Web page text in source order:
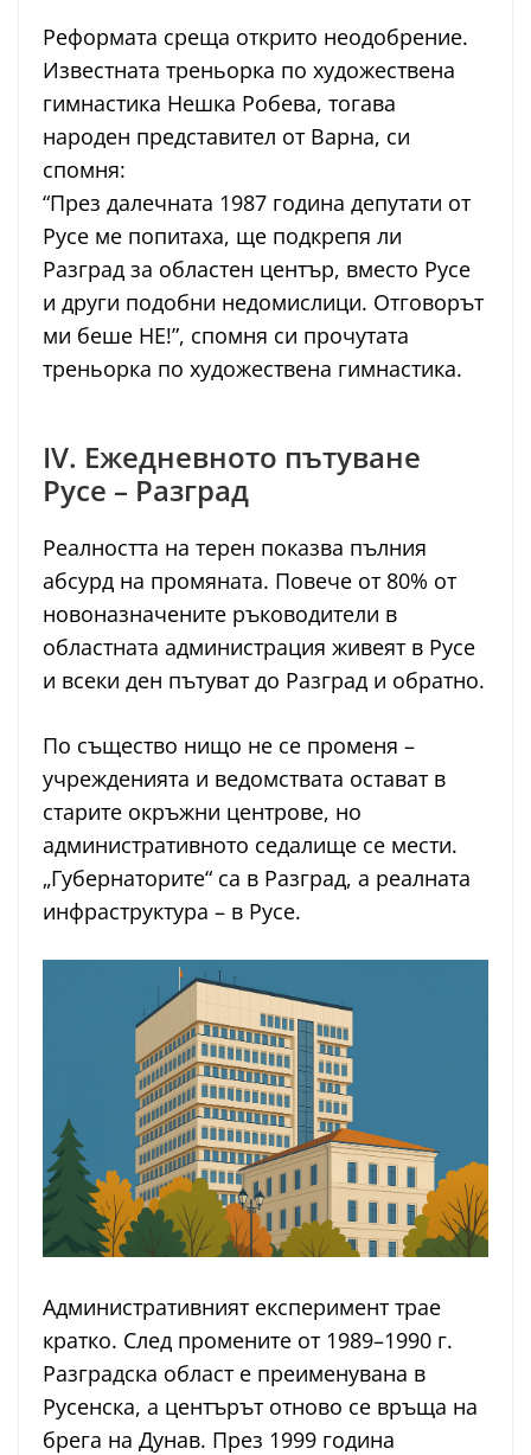
Реформата среща открито неодобрение.
Известната треньорка по художествена
гимнастика Нешка Робева, тогава
народен представител от Варна, си
спомня:
“През далечната 1987 година депутати от
Русе ме попитаха, ще подкрепя ли
Разград за областен център, вместо Русе
и други подобни недомислици. Отговорът
ми беше НЕ!”, спомня си прочутата
треньорка по художествена гимнастика.
IV. Ежедневното пътуване
Русе – Разград
Реалността на терен показва пълния
абсурд на промяната. Повече от 80% от
новоназначените ръководители в
областната администрация живеят в Русе
и всеки ден пътуват до Разград и обратно.
По същество нищо не се променя –
учрежденията и ведомствата остават в
старите окръжни центрове, но
административното седалище се мести.
„Губернаторите“ са в Разград, а реалната
инфраструктура – в Русе.
Административният експеримент трае
кратко. След промените от 1989–1990 г.
Разградска област е преименувана в
Русенска, а центърът отново се връща на
брега на Дунав. През 1999 година